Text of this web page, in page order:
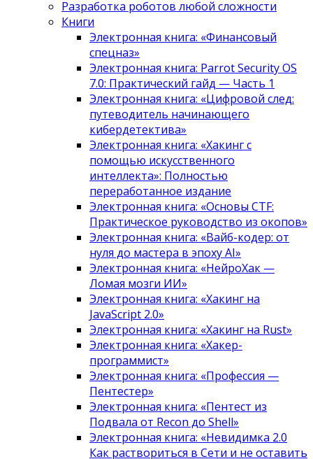
Разработка роботов любой сложности
Книги
Электронная книга: «Финансовый
спецназ»
Электронная книга: Parrot Security OS
7.0: Практический гайд — Часть 1
Электронная книга: «Цифровой след:
путеводитель начинающего
кибердетектива»
Электронная книга: «Хакинг с
помощью искусственного
интеллекта»: Полностью
переработанное издание
Электронная книга: «Основы CTF:
Практическое руководство из окопов»
Электронная книга: «Вайб-кодер: от
нуля до мастера в эпоху AI»
Электронная книга: «НейроХак —
Ломая мозги ИИ»
Электронная книга: «Хакинг на
JavaScript 2.0»
Электронная книга: «Хакинг на Rust»
Электронная книга: «Хакер-
программист»
Электронная книга: «Профессия —
Пентестер»
Электронная книга: «Пентест из
Подвала от Recon до Shell»
Электронная книга: «Невидимка 2.0
Как раствориться в Сети и не оставить